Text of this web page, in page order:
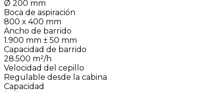
Ø 200 mm
Boca de aspiración
800 x 400 mm
Ancho de barrido
1.900 mm ± 50 mm
Capacidad de barrido
28.500 m²/h
Velocidad del cepillo
Regulable desde la cabina
Capacidad